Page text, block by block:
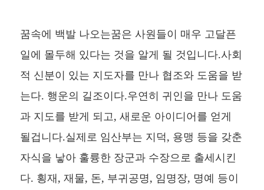
꿈속에 백발 나오는꿈은 사원들이 매우 고달픈
일에 몰두해 있다는 것을 알게 될 것입니다.사회
적 신분이 있는 지도자를 만나 협조와 도움을 받
는다. 행운의 길조이다.우연히 귀인을 만나 도움
과 지도를 받게 되고, 새로운 아이디어를 얻게
될겁니다.실제로 임산부는 지덕, 용맹 등을 갖춘
자식을 낳아 훌륭한 장군과 수장으로 출세시킨
다. 횡재, 재물, 돈, 부귀공명, 임명장, 명예 등이